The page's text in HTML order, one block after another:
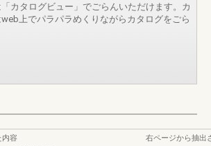
カタログビュー」でごらんいただけます。カ
上でパラパラめくりながらカタログをごら
内容
右ページから抽出